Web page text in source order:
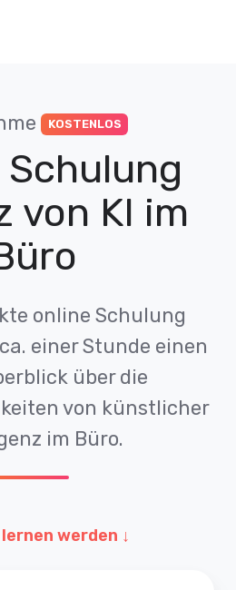
KOSTENLOS
Schulung
von KI im
online Schulung
einer Stunde einen
über die
von künstlicher
im Büro.
lernen werden ↓